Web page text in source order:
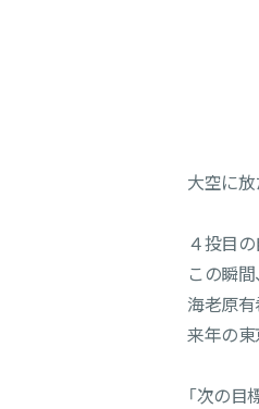
大空に
４投目
この瞬
海老原
来年の東
「次の